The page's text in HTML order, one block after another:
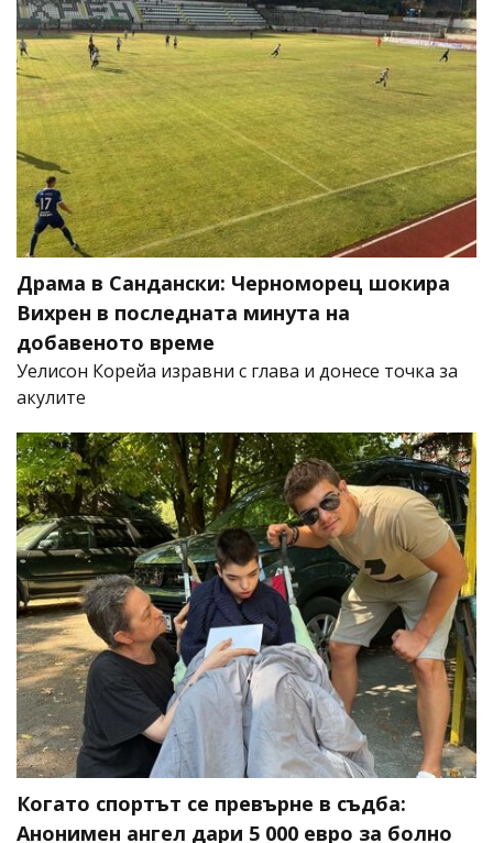
Драма в Сандански: Черноморец шокира
Вихрен в последната минута на
добавеното време
Уелисон Корейа изравни с глава и донесе точка за
акулите
Когато спортът се превърне в съдба:
Анонимен ангел дари 5 000 евро за болно